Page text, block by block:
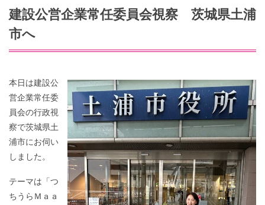
建設公営企業常任委員会視察 茨城県土浦
市へ
本日は建設公
営企業常任委
員会の行政視
察で茨城県土
浦市にお伺い
しました。
テーマは「つ
ちうらＭａａ